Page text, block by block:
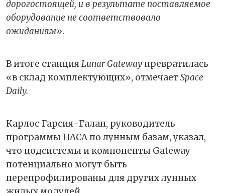
дорогостоящей, и в результате поставляемое
оборудование не соответствовало
ожиданиям».
В итоге станцияLunar Gatewayпревратилась
«в склад комплектующих», отмечаетSpace
Daily.
Карлос Гарсия-Галан, руководитель
программы НАСА по лунным базам, указал,
что подсистемы и компоненты Gateway
потенциально могут быть
перепрофилированы для других лунных